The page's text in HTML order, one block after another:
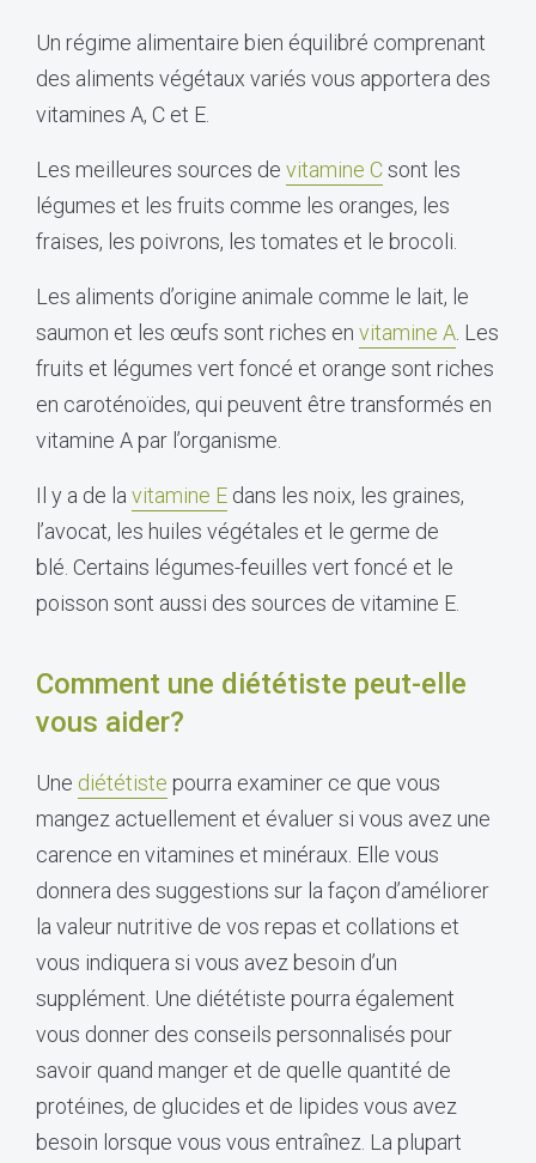
Un régime alimentaire bien équilibré comprenant
des aliments végétaux variés vous apportera des
vitamines A, C et E.
Les meilleures sources de vitamine Csont les
légumes et les fruits comme les oranges, les
fraises, les poivrons, les tomates et le brocoli.
Les aliments d’origine animale comme le lait, le
saumon et les œufs sont riches en vitamine A . Les
fruits et légumes vert foncé et orange sont riches
en caroténoïdes, qui peuvent être transformés en
vitamine A par l’organisme.
Il y a de la vitamine E dans les noix, les graines,
l’avocat, les huiles végétales et le germe de
blé. Certains légumes-feuilles vert foncé et le
poisson sont aussi des sources de vitamine E.
Comment une diététiste peut-elle
vous aider?
Une diététiste pourra examiner ce que vous
mangez actuellement et évaluer si vous avez une
carence en vitamines et minéraux. Elle vous
donnera des suggestions sur la façon d’améliorer
la valeur nutritive de vos repas et collations et
vous indiquera si vous avez besoin d’un
supplément. Une diététiste pourra également
vous donner des conseils personnalisés pour
savoir quand manger et de quelle quantité de
protéines, de glucides et de lipides vous avez
besoin lorsque vous vous entraînez. La plupart